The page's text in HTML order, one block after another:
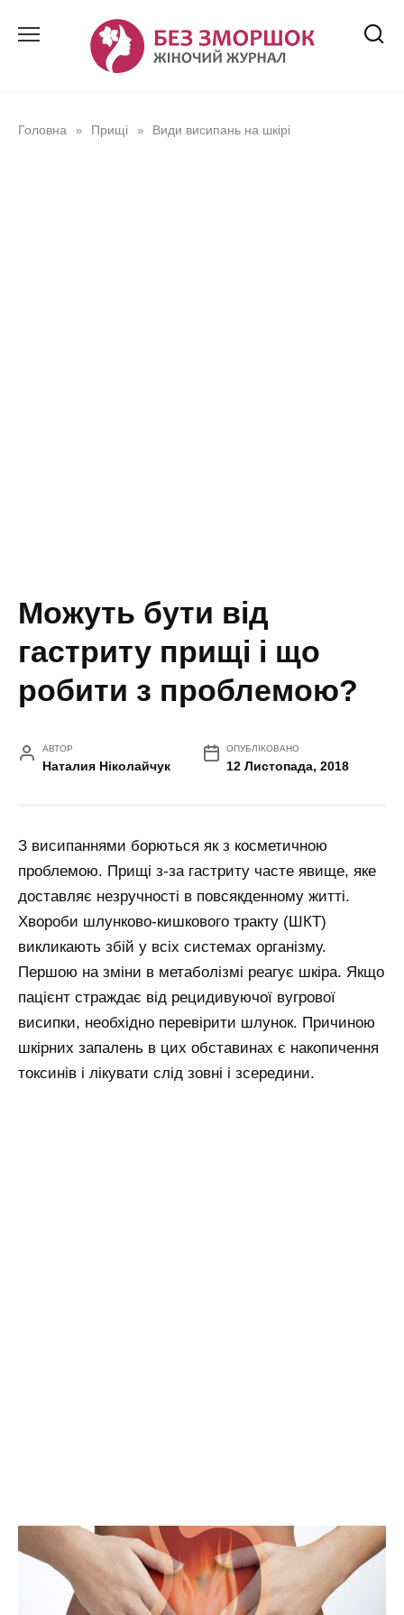
Головна » Прищі » Види висипань на шкірі
Можуть бути від
гастриту прищі і що
робити з проблемою?
АВТОР
Наталия Ніколайчук
ОПУБЛІКОВАНО
12 Листопада, 2018
З висипаннями борються як з косметичною
проблемою. Прищі з-за гастриту часте явище, яке
доставляє незручності в повсякденному житті.
Хвороби шлунково-кишкового тракту (ШКТ)
викликають збій у всіх системах організму.
Першою на зміни в метаболізмі реагує шкіра. Якщо
пацієнт страждає від рецидивуючої вугрової
висипки, необхідно перевірити шлунок. Причиною
шкірних запалень в цих обставинах є накопичення
токсинів і лікувати слід зовні і зсередини.